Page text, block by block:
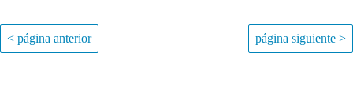
< página anterior página siguiente >